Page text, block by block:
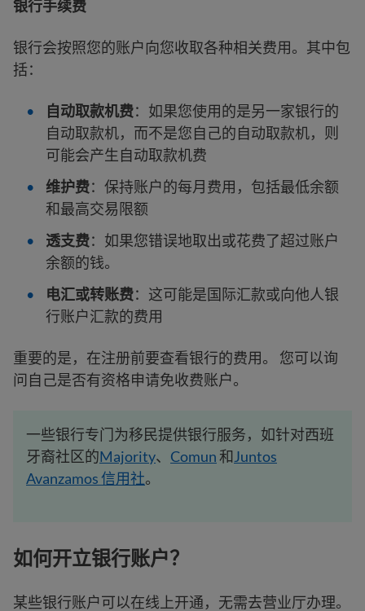
银行手续费
银行会按照您的账户向您收取各种相关费用。其中包
括：
自动取款机费：如果您使用的是另一家银行的
自动取款机，而不是您自己的自动取款机，则
可能会产生自动取款机费
维护费：保持账户的每月费用，包括最低余额
和最高交易限额
透支费：如果您错误地取出或花费了超过账户
余额的钱。
电汇或转账费：这可能是国际汇款或向他人银
行账户汇款的费用
重要的是，在注册前要查看银行的费用。 您可以询
问自己是否有资格申请免收费账户。
一些银行专门为移民提供银行服务，如针对西班
牙裔社区的Majority、 Comun和Juntos
Avanzamos 信用社。
如何开立银行账户？
某些银行账户可以在线上开通，无需去营业厅办理。